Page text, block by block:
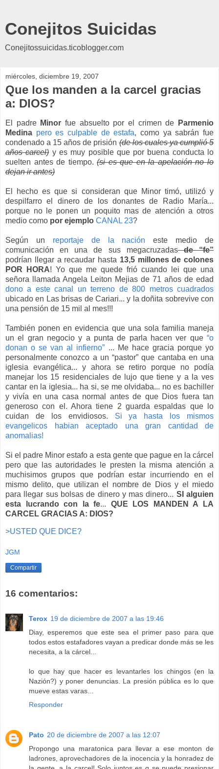
Conejitos Suicidas
Conejitossuicidas.ticoblogger.com
miércoles, diciembre 19, 2007
Que los manden a la carcel gracias
a: DIOS?
El padre Minor fue absuelto por el crimen de
Parmenio
Medina pero es culpable de estafa, como ya sabrán fue
condenado a 15 años de prisión(de los cuales ya cumplió 5
años carcel)y es muy posible que por buena conducta lo
suelten antes de tiempo.(si es que en la apelación no lo
dejan ir antes)
El hecho es que si consideran que Minor timó, utilizó y
despilfarro el dinero de los donantes de Radio María...
porque no le ponen un poquito mas de atención a otros
medio como por ejemplo CANAL 23?
Según un reportaje de la nacióneste medio de
comunicación en una de sus megacruzadas
de
“fe”
podrían llegar a recaudar hasta 13,5 millones de colones
POR HORA! Yo que me quede frió cuando lei que una
señora llamada Angela Leiton Mejias de 71 años de edad
dono a este canal un terreno de 800 metros cuadrados
ubicado en Las brisas de Cariari... y la doñita sobrevive con
una pensión de 15 mil al mes!!!
También ponen en evidencia que una sola familia maneja
un el gran negocio y a punta de parla hacen ver que “o
donan o se van al infierno” ... Me hace gracia porque yo
personalmente conozco a un “pastor” que cantaba en una
iglesia evangélica... y ahora se retiro porque no podía
manejar los 15 residenciales de lujo que tiene y a la ves
cantar en la iglesia... ha si, se me olvidaba... no es bachiller
y vivía en una casa normal antes de que Dios fuera tan
generoso con el. Ahora tiene 2 guarda espaldas que lo
cuidan de los envidiosos. Si ya hasta los mismos
evangelicos habian aceptado una gran cantidad de
anomalias!
Si el padre Minor estafo a esta gente que pague en la cárcel
pero que las autoridades le presten la misma atención a
muchisimos grupos que podrían estar incurriendo en el
mismo delito, que utilizan el nombre de Dios y el miedo
para llegar sus bolsas de dinero y mas dinero... SI alguien
esta lucrando con la fe... QUE LOS MANDEN A LA
CARCEL GRACIAS A: DIOS?
>USTED QUE DICE?
JGM
Compartir
16 comentarios:
Terox 19 de diciembre de 2007 a las 19:46
Diay, esperemos que este sea el primer paso para que
todos estos estafadores vayan a predicar donde más se les
necesita, a la cárcel...
lo que hay que hacer es levantarles los chingos (en la
Nazión?) y poner denuncias. La presión pública es lo que
mueve estas varas...
Responder
Pato 20 de diciembre de 2007 a las 12:07
Propongo una maratonica para llevar a ese monton de
ladrones, aprovechadores de la inocencia y la honradez de